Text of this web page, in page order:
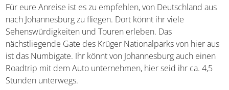
Phalaborwa Flughafen mit dem Flugzeug zu erreichen.
Auch vonDurbanund Kapstadt aus existieren weitere
Flugverbindungen, die ihr nutzen könnt. Von Kapstadt aus
gibt es Direktverbindungen von nationalen Fluglinien.
Für eure Anreise ist es zu empfehlen, von Deutschland
aus nach Johannesburg zu fliegen. Dort könnt ihr viele